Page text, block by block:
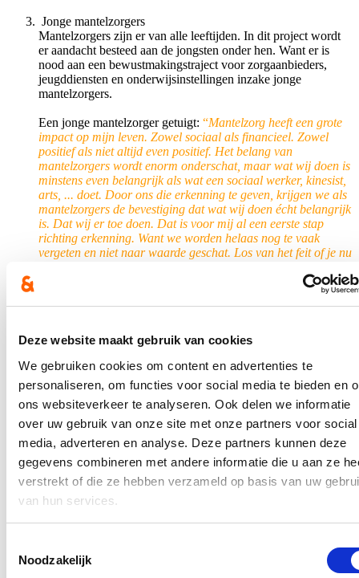
Deze website maakt gebruik van cookies
We gebruiken cookies om content en advertenties te
personaliseren, om functies voor social media te bieden en
ons websiteverkeer te analyseren. Ook delen we informatie
over uw gebruik van onze site met onze partners voor social
media, adverteren en analyse. Deze partners kunnen deze
gegevens combineren met andere informatie die u aan ze
verstrekt of die ze hebben verzameld op basis van uw
van hun services.
Noodzakelijk
Jonge mantelzorgers
Mantelzorgers zijn er van alle leeftijden. In dit project wordt
er aandacht besteed aan de jongsten onder hen. Want er is
nood aan een bewustmakingstraject voor zorgaanbieders,
jeugddiensten en onderwijsinstellingen inzake jonge
mantelzorgers.
Een jonge mantelzorger getuigt: “Mantelzorg heeft een grote
impact op mijn leven. Zowel sociaal als financieel. Zowel
positief als niet altijd even positief. Het belang van
mantelzorgers wordt enorm onderschat, maar wat wij doen is
minstens even belangrijk als wat een sociaal werker, kinesist,
arts, ... doet. Door ons die erkenning te geven, krijgen we als
mantelzorgers de bevestiging dat wat wij doen écht belangrijk
is. Dat wij er toe doen. Dat is voor mij al een eerste stap
richting erkenning. Want we worden helaas nog te vaak
vergeten en niet naar waarde geschat. Los van het feit of je nu
Mantelzorger zijn, leidt soms tot emotioneel zware momenten.
voorzien voor mantelzorgers. Dat gebeurt via ondersteuning
psycho-educatiepakketten.
Een vijfde en laatste deelproject is de optimalisering van de website
www.mantelzorgers.betot een centraal, helder toegangspunt voor
basisinformatie over mantelzorg. Want het verstrekken van heldere
en toegankelijke informatie is van uiterst belang bij een goede
ondersteuning van mantelzorgers.
De projecten lopen van 1 december 2022 tot en met 31 december
2024.